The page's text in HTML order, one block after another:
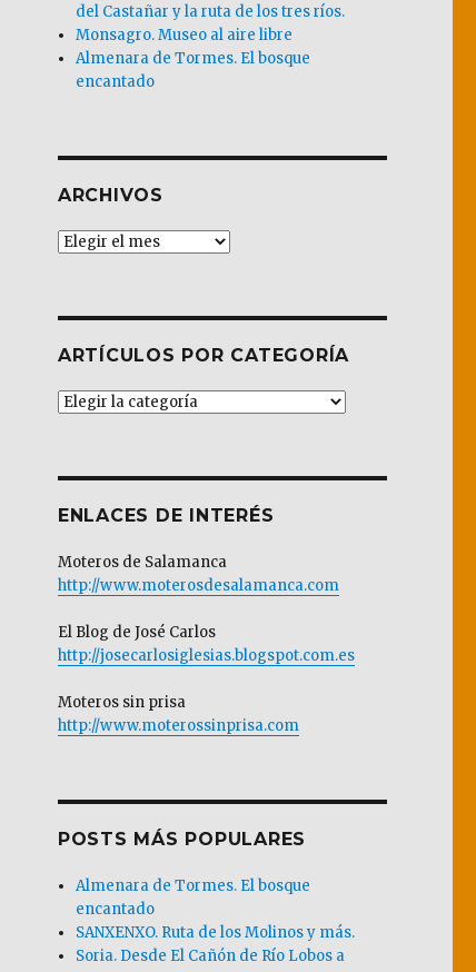
del Castañar y la ruta de los tres ríos.
Monsagro. Museo al aire libre
Almenara de Tormes. El bosque
encantado
ARCHIVOS
Archivos
ARTÍCULOS POR CATEGORÍA
Artículos
ENLACES DE INTERÉS
Moteros de Salamanca
http://www.moterosdesalamanca.com
El Blog de José Carlos
http://josecarlosiglesias.blogspot.com.es
Moteros sin prisa
http://www.moterossinprisa.com
POSTS MÁS POPULARES
Almenara de Tormes. El bosque
encantado
SANXENXO. Ruta de los Molinos y más.
Soria. Desde El Cañón de Río Lobos a